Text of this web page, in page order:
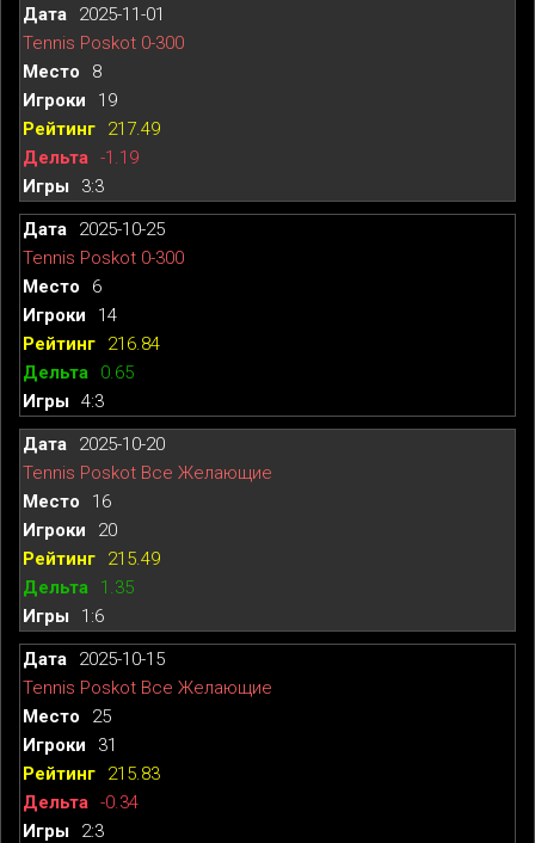
2025-11-01
Tennis Poskot 0-300
8
19
217.49
-1.19
3:3
2025-10-25
Tennis Poskot 0-300
6
14
216.84
0.65
4:3
2025-10-20
Tennis Poskot Все Желающие
16
20
215.49
1.35
1:6
2025-10-15
Tennis Poskot Все Желающие
25
31
215.83
-0.34
2:3